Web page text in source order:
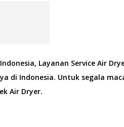
Layanan Service Air
di Indonesia. Untuk segala
Air Dryer.